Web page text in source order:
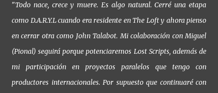
"Todo nace, crece y muere. Es algo natural. Cerré una etapa
como D.A.R.Y.L cuando era residente en The Loft y ahora pienso
en cerrar otra como John Talabot. Mi colaboración con Miguel
(Pional) seguirá porque potenciaremos Lost Scripts, además de
mi participación en proyectos paralelos que tengo con
productores internacionales. Por supuesto que continuaré con